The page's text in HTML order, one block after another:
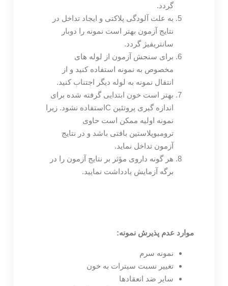
گردد.
به علت آلودگی پلاکتی و ایجاد تداخل در
نتایج آزمون بهتر است نمونه را دوبار
سانتریفیژ گردد.
برای سنجش آزمون از لوله های
مخصوص به نمونه استفاده کنید و از
انتقال نمونه به لوله دیگر اجتناب کنید.
بهتر است خون ابتدایی گرفته شده برای
اندازه گیری پروتئین Cاستفاده نشود. زیرا
نمونه اولیه ممکن است حاوی
ترومبوپلاستین بافتی باشد و در نتایج
آزمون تداخل نماید.
هر گونه داروی مؤثر بر نتایج آزمون را در
برگه آزمایش یادداشت نمایید.
موارد عدم پذیرش نمونه:
نمونه سرم
تغییر نسبت سیترات به خون
سایر ضد انعقادها